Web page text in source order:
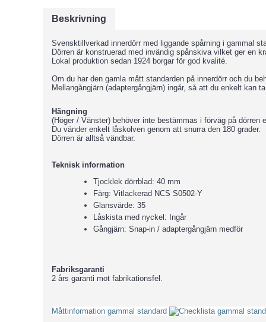
Beskrivning
Svensktillverkad innerdörr med liggande spårning i gammal
Dörren är konstruerad med invändig spånskiva vilket ger en
Lokal produktion sedan 1924 borgar för god kvalité.
Om du har den gamla mått standarden på innerdörr och du
Mellangångjärn (adaptergångjärn) ingår, så att du enkelt kan
Hängning
(Höger / Vänster) behöver inte bestämmas i förväg på dörren
Du vänder enkelt låskolven genom att snurra den 180
Dörren är alltså vändbar.
Teknisk information
Tjocklek dörrblad: 40 mm
Färg: Vitlackerad NCS S0502-Y
Glansvärde: 35
Låskista med nyckel: Ingår
Gångjärn: Snap-in / adaptergångjärn medför
Fabriksgaranti
2 års garanti mot fabrikationsfel.
Måttinformation gammal standard